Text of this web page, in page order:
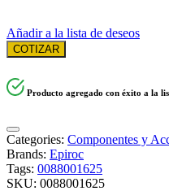
Añadir a la lista de deseos
COTIZAR
Producto agregado con éxito a la
Categories: Componentes y
Brands: Epiroc
Tags: 0088001625
SKU: 0088001625